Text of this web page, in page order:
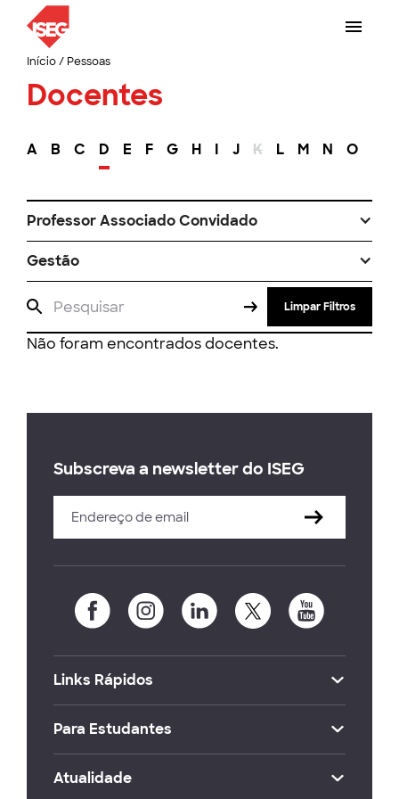
Início/ Pessoas
Docentes
A B C D E F G H I J K L M N O
Professor Associado Convidado
Gestão
Limpar Filtros
Não foram encontrados docentes.
Subscreva a newsletter do ISEG
Links Rápidos
Para Estudantes
Atualidade